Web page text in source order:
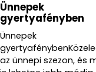
Ünnepek
gyertyafényben
Ünnepek
az ünnepi szezon, és